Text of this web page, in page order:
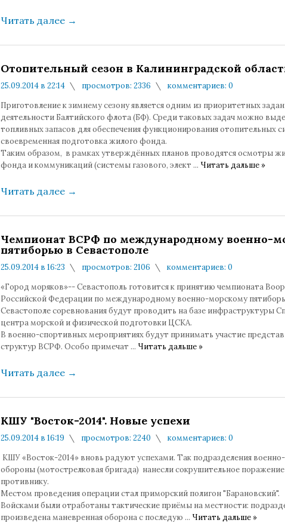
Читать далее →
Отопительный сезон в Калининградской
25.09.2014 в 22:14 просмотров: 2336
комментариев: 0
Приготовление к зимнему сезону является одним из приоритетных
деятельности Балтийского флота (БФ). Среди таковых задач можно
топливных запасов для обеспечения функционирования отопительных
своевременная подготовка жилого фонда.
Таким образом, в рамках утверждённых планов проводятся осмотры
фонда и коммуникаций (системы газового, элект ... Читать дальше »
Читать далее →
Чемпионат ВСРФ по международному военно-
пятиборью в Севастополе
25.09.2014 в 16:23 просмотров: 2106
комментариев: 0
«Город моряков»-- Севастополь готовится к принятию чемпионата
Российской Федерации по международному военно-морскому
Севастополе соревнования будут проводить на базе инфраструктуры
центра морской и физической подготовки ЦСКА.
В военно-спортивных мероприятиях будут принимать участие
структур ВСРФ. Особо примечат ... Читать дальше »
Читать далее →
КШУ "Восток-2014". Новые успехи
25.09.2014 в 16:19 просмотров: 2240
комментариев: 0
КШУ «Восток-2014» вновь радуют успехами. Так подразделения
обороны (мотострелковая бригада) нанесли сокрушительное
противнику.
Местом проведения операции стал приморский полигон "Барановский".
Войсками были отработаны тактические приёмы на местности:
произведена маневренная оборона с последую ... Читать дальше »